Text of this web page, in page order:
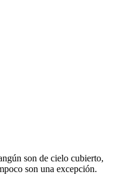
son de cielo cubierto,
son una excepción.